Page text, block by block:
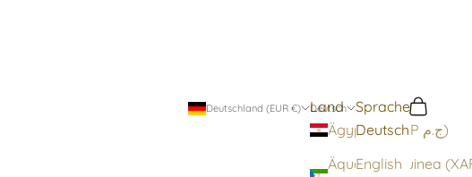
Deutschland (EUR €)
Land
Ägypten (EGP ج.م)
Äquatorialguinea
Deutsch
Sprache
Deutsch
English
Suchen